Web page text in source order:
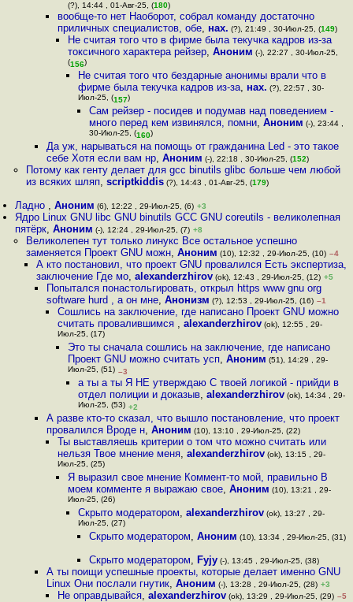
(?), 14:44 , 01-Авг-25, (180)
вообще-то нет Наоборот, собрал команду достаточно
приличных специалистов, обе, нах. (?), 21:49 , 30-Июл-25, (149)
Не считая того что в фирме была текучка кадров из-за
токсичного характера рейзер, Аноним (-), 22:27 , 30-Июл-25,
(156)
Не считая того что бездарные анонимы врали что в
фирме была текучка кадров из-за, нах. (?), 22:57 , 30-
Июл-25, (157)
Сам рейзер - посидев и подумав над поведением -
много перед кем извинялся, помни, Аноним (-), 23:44 ,
30-Июл-25, (160)
Да уж, нарываться на помощь от гражданина Led - это такое
себе Хотя если вам нр,Аноним (-), 22:18 , 30-Июл-25, (152)
Потому как генту делает для gcc binutils glibc больше чем любой
из всяких шляп, scriptkiddis(?), 14:43 , 01-Авг-25, (179)
Ладно ,Аноним (6), 12:22 , 29-Июл-25, (6) +3
Ядро Linux GNU libc GNU binutils GCC GNU coreutils - великолепная
пятёрк,Аноним (-), 12:24 , 29-Июл-25, (7) +8
Великолепен тут только линукс Все остальное успешно
заменяется Проект GNU можн, Аноним (10), 12:32 , 29-Июл-25, (10) –4
А кто постановил, что проект GNU провалился Есть экспертиза,
заключение Где мо, alexanderzhirov(ok), 12:43 , 29-Июл-25, (12) +5
Попытался понастольгировать, открыл https www gnu org
software hurd , а он мне,Анонизм (?), 12:53 , 29-Июл-25, (16) –1
Сошлись на заключение, где написано Проект GNU можно
считать провалившимся , alexanderzhirov(ok), 12:55 , 29-
Июл-25, (17)
Это ты сначала сошлись на заключение, где написано
Проект GNU можно считать усп, Аноним (51), 14:29 , 29-
Июл-25, (51) –3
а ты а ты Я НЕ утверждаю С твоей логикой - прийди в
отдел полиции и доказыв,alexanderzhirov (ok), 14:34 , 29-
Июл-25, (53) +2
А разве кто-то сказал, что вышло постановление, что проект
провалился Вроде н,Аноним (10), 13:10 , 29-Июл-25, (22)
Ты выставляешь критерии о том что можно считать или
нельзя Твое мнение меня, alexanderzhirov(ok), 13:15 , 29-
Июл-25, (25)
Я выразил свое мнение Коммент-то мой, правильно В
моем комменте я выражаю свое, Аноним (10), 13:21 , 29-
Июл-25, (26)
Скрыто модератором,alexanderzhirov (ok), 13:27 , 29-
Июл-25, (27)
Скрыто модератором, Аноним (10), 13:34 , 29-Июл-25, (31)
Скрыто модератором, Fyjy(-), 13:45 , 29-Июл-25, (38)
А ты поищи успешные проекты, которые делает именно GNU
Linux Они послали гнутик,Аноним (-), 13:28 , 29-Июл-25, (28) +3
Не оправдывайся, alexanderzhirov(ok), 13:29 , 29-Июл-25, (29) –5